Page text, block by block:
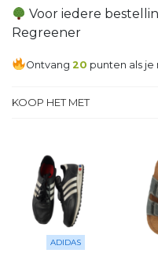
Voor iedere
Regreener
Ontvang20 punten als
KOOP HET MET
ADIDAS